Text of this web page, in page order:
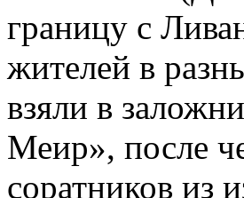
границу с
жителей в
взяли в
Меир», после
соратников из